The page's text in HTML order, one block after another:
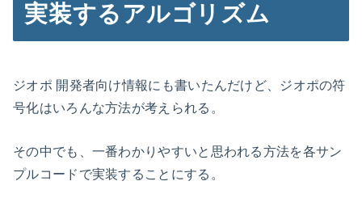
実装するアルゴリズム
ジオポ 開発者向け情報にも書いたんだけど、ジオポの符
号化はいろんな方法が考えられる。
その中でも、一番わかりやすいと思われる方法を各サン
プルコードで実装することにする。